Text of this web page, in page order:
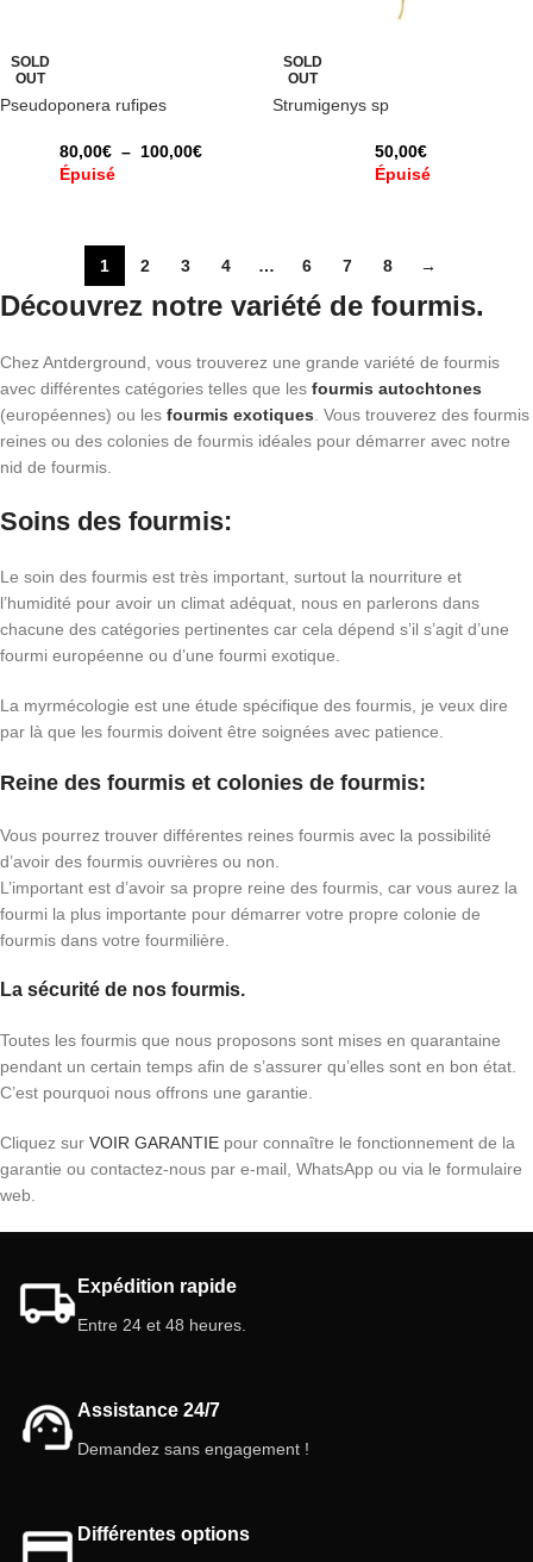
SOLD
OUT
Pseudoponera rufipes
80,00€ – 100,00€
Épuisé
SOLD
OUT
Strumigenys sp
50,00€
Épuisé
1 2 3 4 … 6 7 8 →
Découvrez notre variété de fourmis.
Chez Antderground, vous trouverez une grande variété de fourmis
avec différentes catégories telles que les fourmis autochtones
(européennes) ou les fourmis exotiques . Vous trouverez des fourmis
reines ou des colonies de fourmis idéales pour démarrer avec notre
nid de fourmis.
Soins des fourmis:
Le soin des fourmis est très important, surtout la nourriture et
l’humidité pour avoir un climat adéquat, nous en parlerons dans
chacune des catégories pertinentes car cela dépend s’il s’agit d’une
fourmi européenne ou d’une fourmi exotique.
La myrmécologie est une étude spécifique des fourmis, je veux dire
par là que les fourmis doivent être soignées avec patience.
Reine des fourmis et colonies de fourmis:
Vous pourrez trouver différentes reines fourmis avec la possibilité
d’avoir des fourmis ouvrières ou non.
L’important est d’avoir sa propre reine des fourmis, car vous aurez la
fourmi la plus importante pour démarrer votre propre colonie de
fourmis dans votre fourmilière.
La sécurité de nos fourmis.
Toutes les fourmis que nous proposons sont mises en quarantaine
pendant un certain temps afin de s’assurer qu’elles sont en bon état.
C’est pourquoi nous offrons une garantie.
Cliquez sur VOIR GARANTIE pour connaître le fonctionnement de la
garantie ou contactez-nous par e-mail, WhatsApp ou via le formulaire
web.
Expédition rapide
Entre 24 et 48 heures.
Assistance 24/7
Demandez sans engagement !
Différentes options